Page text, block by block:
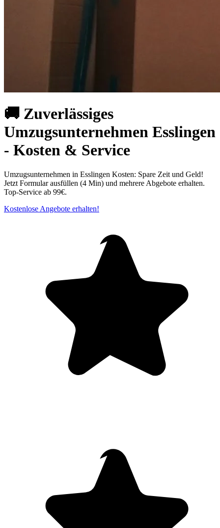
🚚 Zuverlässiges
Umzugsunternehmen Esslingen
- Kosten & Service
Umzugsunternehmen in Esslingen Kosten: Spare Zeit und Geld!
Jetzt Formular ausfüllen (4 Min) und mehrere Abgebote erhalten.
Top-Service ab 99€.
Kostenlose Angebote erhalten!